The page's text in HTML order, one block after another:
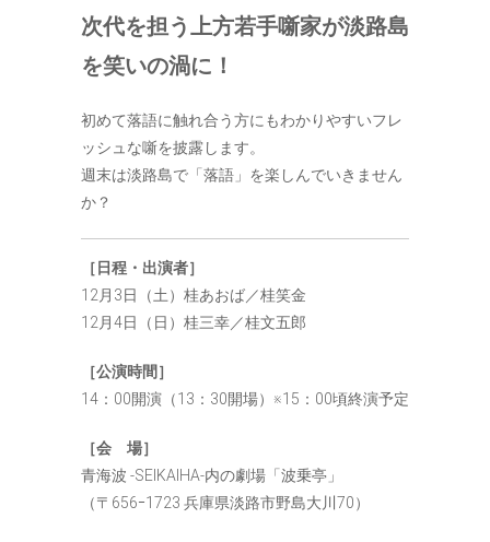
次代を担う上方若手噺家が淡路島
を笑いの渦に！
初めて落語に触れ合う方にもわかりやすいフレ
ッシュな噺を披露します。
週末は淡路島で「落語」を楽しんでいきません
か？
［日程・出演者］
12月3日（土）桂あおば／桂笑金
12月4日（日）桂三幸／桂文五郎
［公演時間］
14：00開演（13：30開場）※15：00頃終演予定
［会 場］
青海波 -SEIKAIHA-内の劇場「波乗亭」
（〒656ｰ1723 兵庫県淡路市野島大川70）